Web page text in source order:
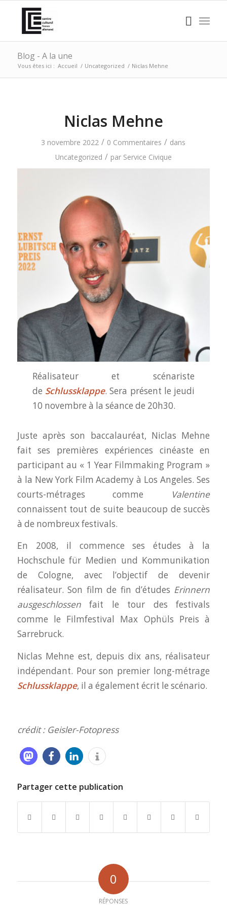
Blog - A la une
Vous êtes ici : Accueil / Uncategorized / Niclas Mehne
Niclas Mehne
3 novembre 2022 / 0 Commentaires / dans
Uncategorized / par Service Civique
Réalisateur et scénariste
de Schlussklappe. Sera présent le jeudi
10 novembre à la séance de 20h30.
Juste après son baccalauréat, Niclas Mehne
fait ses premières expériences cinéaste en
participant au « 1 Year Filmmaking Program »
à la New York Film Academy à Los Angeles. Ses
courts-métrages comme
Valentine
connaissent tout de suite beaucoup de succès
à de nombreux festivals.
En 2008, il commence ses études à la
Hochschule für Medien und Kommunikation
de Cologne, avec l’objectif de devenir
réalisateur. Son film de fin d’études Erinnern
ausgeschlossenfait le tour des festivals
comme le Filmfestival Max Ophüls Preis à
Sarrebruck.
Niclas Mehne est, depuis dix ans, réalisateur
indépendant. Pour son premier long-métrage
Schlussklappe, il a également écrit le scénario.
crédit : Geisler-Fotopress
Partager cette publication
0
RÉPONSES